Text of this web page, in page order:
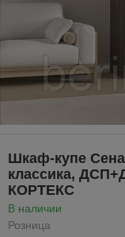
Шкаф-купе
классика,
КОРТЕКС
В наличии
Розница